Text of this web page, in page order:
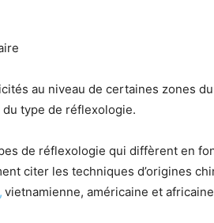
au niveau de certaines zones
type de réflexologie.
de réflexologie qui diffèrent en
citer les techniques d’origines
vietnamienne, américaine et